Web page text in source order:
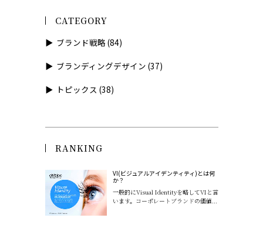
CATEGORY
ブランド戦略(84)
ブランディングデザイン (37)
トピックス (38)
RANKING
VI(ビジュアルアイデンティティ)とは何
か？
一般的にVisual Identityを略してVIと言
います。コーポレートブランドの価値...